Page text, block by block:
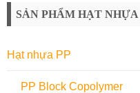
SẢN PHẨM HẠT NHỰA
Hạt nhựa PP
PP Block Copolymer